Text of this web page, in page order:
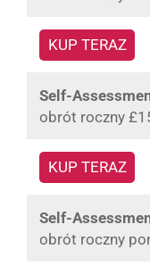
KUP TERAZ
Self-
obrót roczny
KUP TERAZ
Self-
obrót roczny